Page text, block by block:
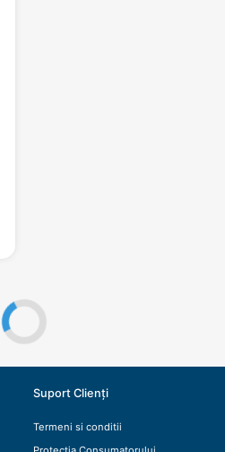
Suport Clienți
Termeni si conditii